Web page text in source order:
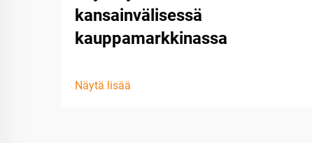
kansainvälisessä
kauppamarkkinassa
Näytä lisää